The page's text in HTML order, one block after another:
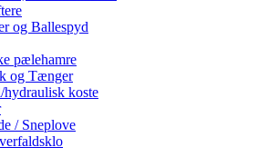
og Ballespyd
pælehamre
og Tænger
hydraulisk koste
/ Sneplove